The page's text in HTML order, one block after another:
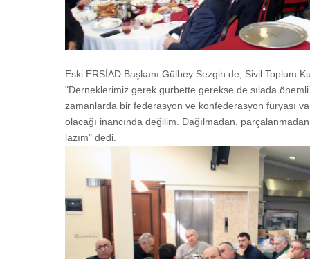
Eski ERSİAD Başkanı Gülbey Sezgin de, Sivil Toplum
"Derneklerimiz gerek gurbette gerekse de sılada
zamanlarda bir federasyon ve konfederasyon furyası
olacağı inancında değilim. Dağılmadan,
lazım" dedi.